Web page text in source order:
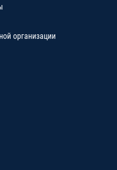
организации